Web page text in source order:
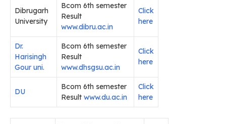
Dibrugarh
University
Bcom 6th semester
Result
www.dibru.ac.in
Click
here
Dr.
Harisingh
Gour uni.
Bcom 6th semester
Result
www.dhsgsu.ac.in
Click
here
DU
Bcom 6th semester
Result www.du.ac.in
Click
here